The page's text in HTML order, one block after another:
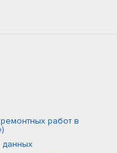
работ в
данных